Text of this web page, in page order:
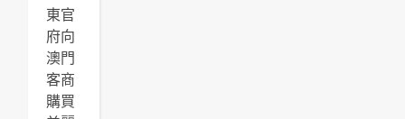
東官
府向
澳門
客商
購買